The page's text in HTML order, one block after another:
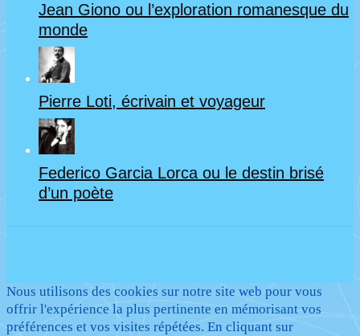
la
situation
sanitaire
et
reporté
au
lundi
Jean Giono ou l’exploration romanesque du
monde
Pierre Loti, écrivain et voyageur
Federico Garcia Lorca ou le destin brisé
d’un poète
Nous utilisons des cookies sur notre site web pour vous
offrir l'expérience la plus pertinente en mémorisant vos
préférences et vos visites répétées. En cliquant sur